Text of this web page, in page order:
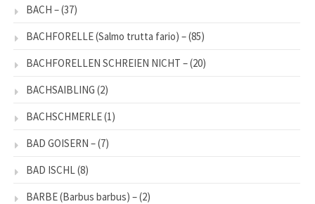
BACH –(37)
BACHFORELLE (Salmo trutta fario) –(85)
BACHFORELLEN SCHREIEN NICHT –(20)
BACHSAIBLING (2)
BACHSCHMERLE(1)
BAD GOISERN –(7)
BAD ISCHL(8)
BARBE (Barbus barbus) –(2)